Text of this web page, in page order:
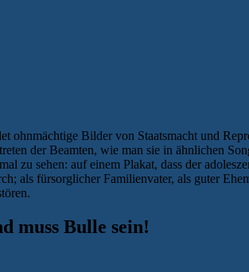
ohnmächtige Bilder von Staatsmacht und
der Beamten, wie man sie in ähnlichen
zu sehen: auf einem Plakat, dass der
als fürsorglicher Familienvater, als guter
muss Bulle sein!